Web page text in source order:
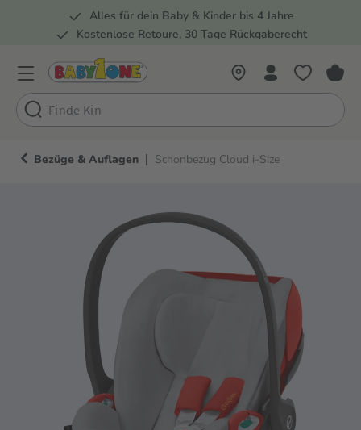
Zur Hauptnavigation springen
Alles für dein Baby & Kinder bis 4 Jahre
Kostenlose Retoure, 30 Tage Rückgaberecht
Bezüge & Auflagen | Schonbezug Cloud i-Size